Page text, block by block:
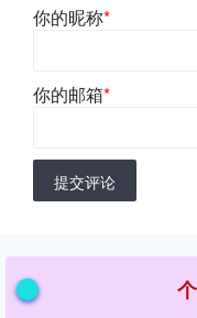
你的昵称*
你的邮箱*
提交评论